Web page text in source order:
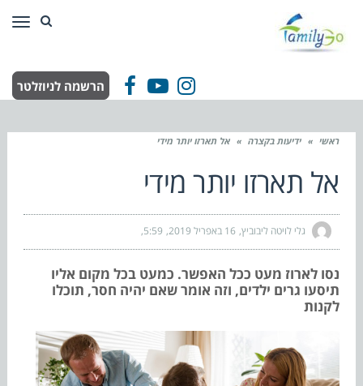
Facebook
YouTube
Instagram הרשמה לניוזלטר
ראשי » ידיעות בקצרה » אל תארזו יותר מידי
אל תארזו יותר מידי
גלי לויטה ליבוביץ 16 באפריל 2019 5:59
נסו לארוז מעט ככל האפשר. כמעט בכל מקום אליו
תיסעו גרים ילדים, וזה אומר שאם יהיה חסר, תוכלו
לקנות